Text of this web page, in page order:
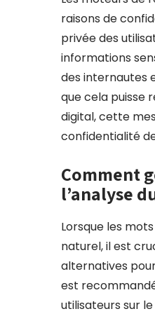
raisons de
privée des
informations
des internautes
que cela puisse
digital, cette
confidentialité
Comment
l’analyse
Lorsque les
naturel, il est
alternatives
est
utilisateurs sur